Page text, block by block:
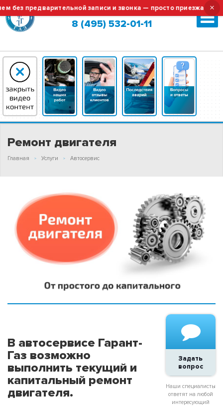
предварительной записи и звонка — просто приезжайте! ×
Москва (сменить город?)
8 (495) 532-01-11
Ремонт двигателя
Главная Услуги Автосервис
Задать
вопрос
Наши специалисты
ответят на любой
интересующий
В автосервисе Гарант-
Газ возможно
выполнить текущий и
капитальный ремонт
двигателя.